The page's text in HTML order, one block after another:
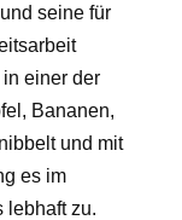
seine für
einer der
Bananen,
und mit
es im
lebhaft zu.